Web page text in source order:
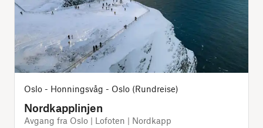
Oslo - Honningsvåg - Oslo (Rundreise)
Nordkapplinjen
Avgang fra Oslo | Lofoten | Nordkapp